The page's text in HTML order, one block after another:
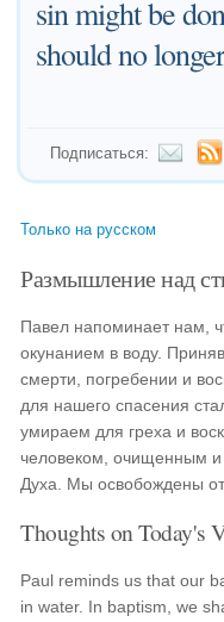
sin might be
should no
Подписаться:
Только на русском
Размышление над
Павел напоминает нам,
окунанием в воду.
смерти, погребении и
для нашего спасения
умираем для греха и
человеком, очищенным
Духа. Мы освобождены от
Thoughts on Today's
Paul reminds us that our
in water. In baptism, we